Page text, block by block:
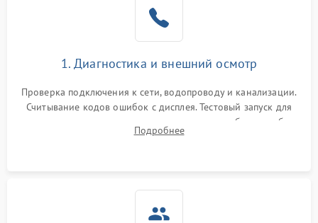
1. Диагностика и внешний осмотр
Проверка подключения к сети, водопроводу и канализации.
Считывание кодов ошибок с дисплея. Тестовый запуск для
выявления посторонних шумов, протечек или сбоев в работе
электронного модуля управления.
Подробнее